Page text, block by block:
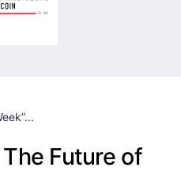
The Future of